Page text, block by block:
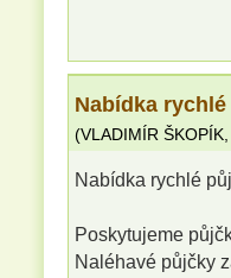
Nabídka
(VLADIMÍR ŠKOPÍK
Nabídka rychlé
Poskytujeme
Naléhavé půjčky